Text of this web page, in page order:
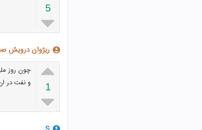
5

ریژوان درویش

1

چون روز
و نفت در